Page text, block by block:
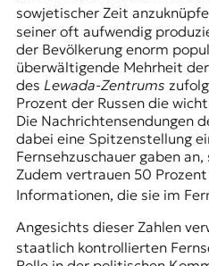
z
z
u
O
s
t
e
u
r
o
p
a
.
sowjetischer Zeit
seiner oft aufwendig
der Bevölkerung enorm
überwältigende Mehrheit
des Lewada-Zentrums
Prozent der Russen die
Die Nachrichtensendungen
dabei eine Spitzenstellung
Fernsehzuschauer gaben
Zudem vertrauen 50
Informationen, die sie im
Angesichts dieser Zahlen
staatlich kontrollierten